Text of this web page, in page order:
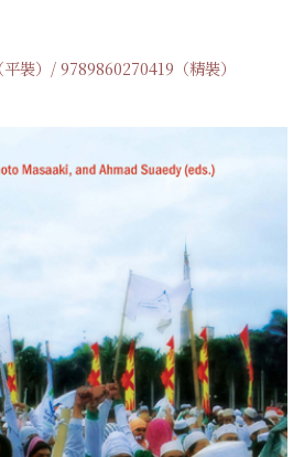
裝）/ 9789860270419（精裝）